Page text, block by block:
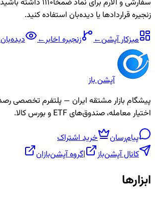
سفارشی و آلارم برای نمادضمخا1110
داشته
زنجیره قراردادها یا دیده‌بان استفاده کنید.
میزکار آپشن← زنجیرهاخابر← دیده‌بان
آپشن باز
پیشگام بازار مشتقه ایران — پلتفرم تخصصی
اختیار معامله، صندوق‌های ETF و بورس کالا.
پیام‌رسان
خرید اشتراک
کانال آپشن‌باز
|گروه آپشن‌بازان
ابزارها